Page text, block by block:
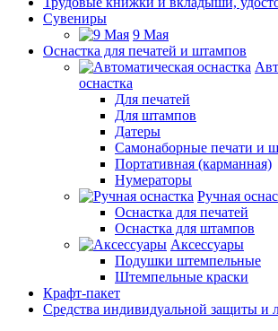
Сувениры
9 Мая
Оснастка для печатей и штампов
оснастка
Для печатей
Для штампов
Датеры
Самонаборные печати и
Портативная (карманная)
Нумераторы
Ручная
Оснастка для печатей
Оснастка для штампов
Аксессуары
Подушки штемпельные
Штемпельные краски
Крафт-пакет
Средства индивидуальной защиты и